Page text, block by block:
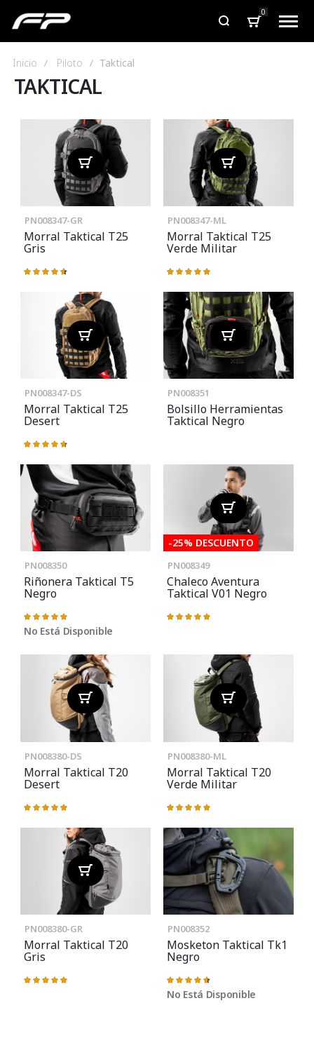
0
Inicio Piloto Taktical
TAKTICAL
PN008347-GR
Morral Taktical T25
Gris
Valoración:
PN008347-ML
Morral Taktical T25
Verde Militar
Valoración:
PN008347-DS
Morral Taktical T25
Desert
Valoración:
PN008351
Bolsillo Herramientas
Taktical Negro
PN008350
Riñonera Taktical T5
Negro
Valoración:
98%
No Está Disponible
-25% DESCUENTO
PN008349
Chaleco Aventura
Taktical V01 Negro
Valoración:
PN008380-DS
Morral Taktical T20
Desert
Valoración:
PN008380-ML
Morral Taktical T20
Verde Militar
Valoración:
PN008380-GR
Morral Taktical T20
Gris
Valoración:
PN008352
Mosketon Taktical Tk1
Negro
Valoración:
93%
No Está Disponible